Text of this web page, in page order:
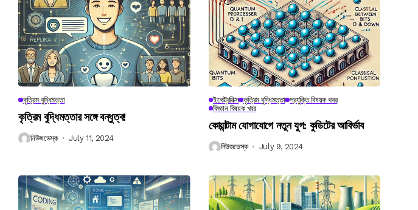
কৃত্রিম বুদ্ধিমত্তা
কৃত্রিম বুদ্ধিমত্তার সঙ্গে বন্ধুত্ব!
নিউজডেস্ক July 11, 2024
ইলেক্ট্রনিক্স কৃত্রিম বুদ্ধিমত্তা প্রযুক্তি বিষয়ক খবর
বিজ্ঞান বিষয়ক খবর
কোয়ান্টাম যোগাযোগে নতুন যুগ: কুডিটের আবির্ভাব
নিউজডেস্ক July 9, 2024